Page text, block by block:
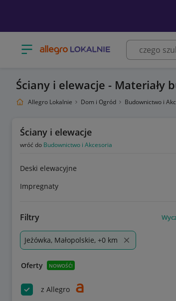
Otwórz menu z kategoriami
Ściany i elewacje - Materiały
Allegro Lokalnie Dom i Ogród Budownictwo i
Ściany i elewacje
wróć do Budownictwo i Akcesoria
Deski elewacyjne
Impregnaty
Filtry
Jeżówka, Małopolskie, +0 km
Oferty NOWOŚĆ!
z Allegro